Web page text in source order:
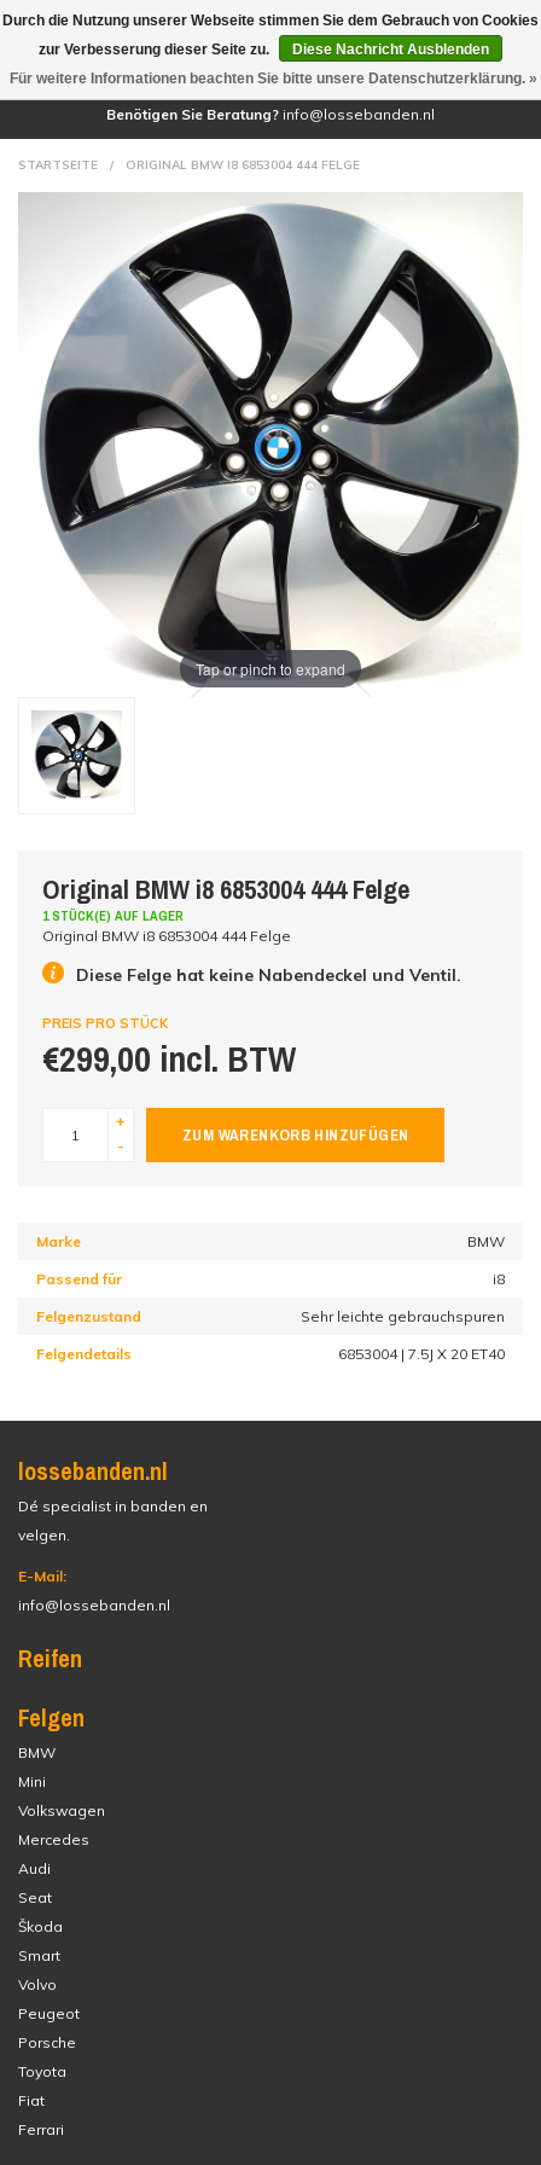
(0)
Benötigen Sie Beratung? info@lossebanden.nl
STARTSEITE / ORIGINAL BMW I8 6853004 444 FELGE
Tap or pinch to expand
Original BMW i8 6853004 444 Felge
1 STÜCK(E) AUF LAGER
Original BMW i8 6853004 444 Felge
Diese Felge hat keine Nabendeckel und Ventil.
PREIS PRO STÜCK
€299,00 incl. BTW
+
-
ZUM WARENKORB HINZUFÜGEN
Marke BMW
Passend für i8
Felgenzustand Sehr leichte gebrauchspuren
Felgendetails 6853004 | 7.5J X 20 ET40
lossebanden.nl
Dé specialist in banden en
velgen.
E-Mail:
info@lossebanden.nl
Reifen
Felgen
BMW
Mini
Volkswagen
Mercedes
Audi
Seat
Škoda
Smart
Volvo
Peugeot
Porsche
Toyota
Fiat
Ferrari
Durch die Nutzung unserer Webseite stimmen Sie dem Gebrauch von Cookies
zur Verbesserung dieser Seite zu.
Diese Nachricht Ausblenden
Für weitere Informationen beachten Sie bitte unsere Datenschutzerklärung. »